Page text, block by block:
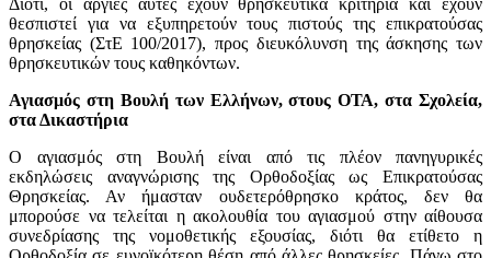
θεσπιστεί για να εξυπηρετούν τους πιστούς της επικρατούσας
θρησκείας (ΣτΕ 100/2017), προς διευκόλυνση της άσκησης των
θρησκευτικών τους καθηκόντων.
Αγιασμός στη Βουλή των Ελλήνων, στους ΟΤΑ, στα Σχολεία,
στα Δικαστήρια
Ο αγιασμός στη Βουλή είναι από τις πλέον πανηγυρικές
εκδηλώσεις αναγνώρισης της Ορθοδοξίας ως Επικρατούσας
Θρησκείας. Αν ήμασταν ουδετερόθρησκο κράτος, δεν θα
μπορούσε να τελείται η ακολουθία του αγιασμού στην αίθουσα
συνεδρίασης της νομοθετικής εξουσίας, διότι θα ετίθετο η